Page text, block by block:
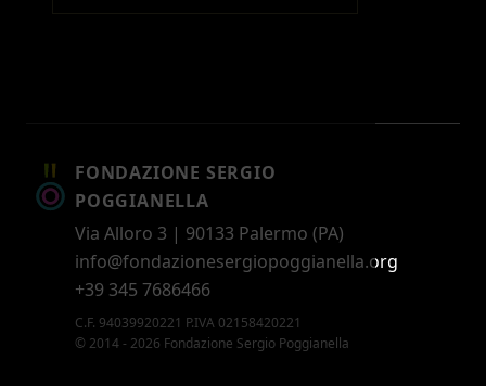
FONDAZIONE SERGIO
POGGIANELLA
Via Alloro 3 | 90133 Palermo (PA)
info@fondazionesergiopoggianella.org
+39 345 7686466
C.F. 94039920221 P.IVA 02158420221
© 2014 - 2026 Fondazione Sergio Poggianella